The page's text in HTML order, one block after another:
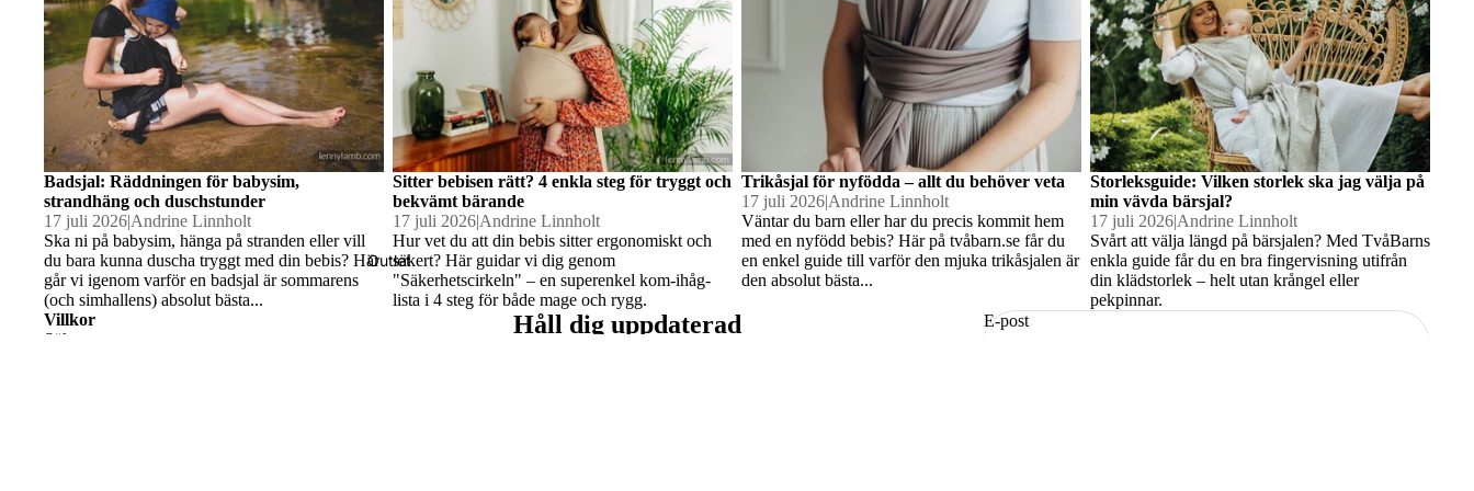
Bambu
filtar
Hållbar
hygien
Väskor &
Midjeväskor
Outlet
Badsjal: Räddningen för babysim,
strandhäng och duschstunder
17 juli 2026|Andrine Linnholt
Ska ni på babysim, hänga på stranden eller vill
du bara kunna duscha tryggt med din bebis? Här
går vi igenom varför en badsjal är sommarens
(och simhallens) absolut bästa...
Sitter bebisen rätt? 4 enkla steg för tryggt och
bekvämt bärande
17 juli 2026|Andrine Linnholt
Hur vet du att din bebis sitter ergonomiskt och
säkert? Här guidar vi dig genom
"Säkerhetscirkeln" – en superenkel kom-ihåg-
lista i 4 steg för både mage och rygg.
Trikåsjal för nyfödda – allt du behöver veta
17 juli 2026|Andrine Linnholt
Väntar du barn eller har du precis kommit hem
med en nyfödd bebis? Här på tvåbarn.se får du
en enkel guide till varför den mjuka trikåsjalen är
den absolut bästa...
Storleksguide: Vilken storlek ska jag välja på
min vävda bärsjal?
17 juli 2026|Andrine Linnholt
Svårt att välja längd på bärsjalen? Med TvåBarns
enkla guide får du en bra fingervisning utifrån
din klädstorlek – helt utan krångel eller
pekpinnar.
Villkor
Sök
Håll dig uppdaterad E-post